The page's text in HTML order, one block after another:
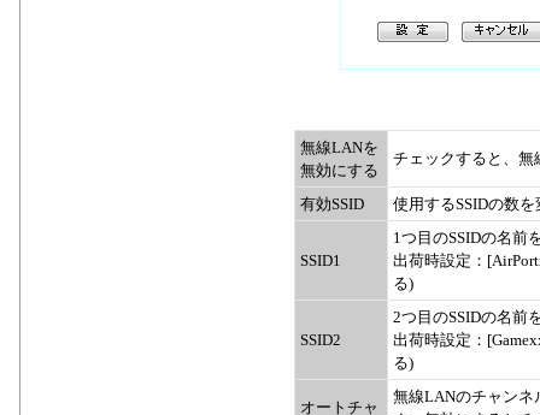
無線LANを
無効にする
チェックすると、
有効SSID 使用するSSIDの数
SSID1
1つ目のSSIDの名前
出荷時設定：
る)
SSID2
2つ目のSSIDの名前
出荷時設定：
る)
オートチャ
無線LANのチャンネ